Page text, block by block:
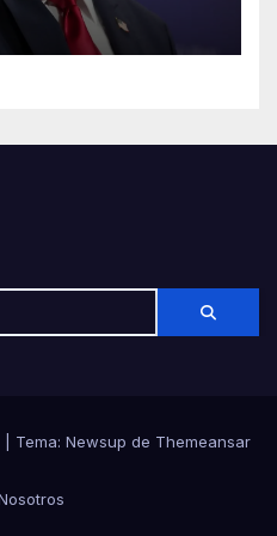
Tema: Newsup de Themeansar